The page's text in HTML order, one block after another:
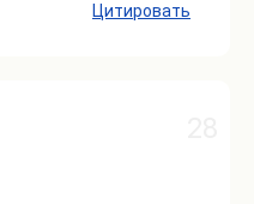
Цитировать